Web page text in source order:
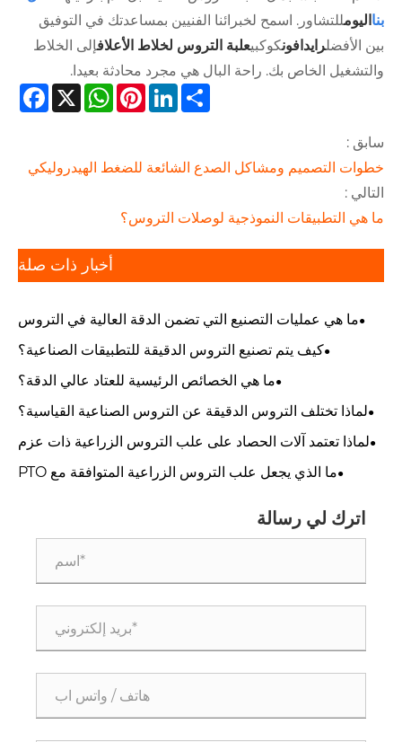
بنااليومللتشاور. اسمح لخبرائنا الفنيين بمساعدتك في التوفيق
بين الأفضلرايدافونكوكبيعلبة التروس لخلاط الأعلافإلى الخلاط
والتشغيل الخاص بك. راحة البال هي مجرد محادثة بعيدا.
X
WhatsAppPinterestLinkedInShare
سابق :
خطوات التصميم ومشاكل الصدع الشائعة للضغط الهيدروليكي
التالي :
ما هي التطبيقات النموذجية لوصلات التروس؟
أخبار ذات صلة
ما هي عمليات التصنيع التي تضمن الدقة العالية في التروس
الدقيقة؟
كيف يتم تصنيع التروس الدقيقة للتطبيقات الصناعية؟
ما هي الخصائص الرئيسية للعتاد عالي الدقة؟
لماذا تختلف التروس الدقيقة عن التروس الصناعية القياسية؟
لماذا تعتمد آلات الحصاد على علب التروس الزراعية ذات عزم
الدوران العالي؟
ما الذي يجعل علب التروس الزراعية المتوافقة مع PTO
اترك لي رسالة